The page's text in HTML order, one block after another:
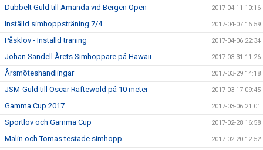
Dubbelt Guld till Amanda vid Bergen Open 2017-04-11 10:16
Inställd simhoppsträning 7/4 2017-04-07 16:59
Påsklov - Inställd träning 2017-04-06 22:34
Johan Sandell Årets Simhoppare på Hawaii 2017-03-31 11:26
Årsmöteshandlingar 2017-03-29 14:18
JSM-Guld till Oscar Raftewold på 10 meter 2017-03-17 09:45
Gamma Cup 2017 2017-03-06 21:01
Sportlov och Gamma Cup 2017-02-28 16:58
Malin och Tomas testade simhopp 2017-02-20 12:52